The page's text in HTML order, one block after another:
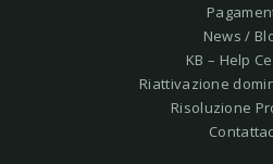
News /
KB – Help
Riattivazione
Risoluzione